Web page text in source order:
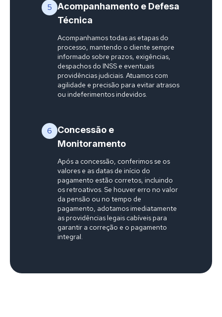
5 Acompanhamento e Defesa
Técnica
Acompanhamos todas as etapas do
processo, mantendo o cliente sempre
informado sobre prazos, exigências,
despachos do INSS e eventuais
providências judiciais. Atuamos com
agilidade e precisão para evitar atrasos
ou indeferimentos indevidos.
6
Concessão e
Monitoramento
Após a concessão, conferimos se os
valores e as datas de início do
pagamento estão corretos, incluindo
os retroativos. Se houver erro no valor
da pensão ou no tempo de
pagamento, adotamos imediatamente
as providências legais cabíveis para
garantir a correção e o pagamento
integral.